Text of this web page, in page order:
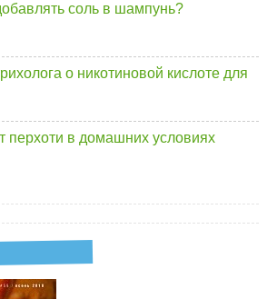
соль в шампунь?
о никотиновой кислоте для
перхоти в домашних условиях